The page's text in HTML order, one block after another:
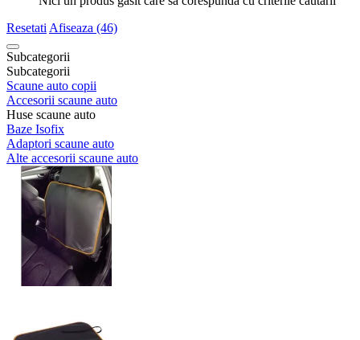
Resetati Afiseaza (46)
Subcategorii
Subcategorii
Scaune auto copii
Accesorii scaune auto
Huse scaune auto
Baze Isofix
Adaptori scaune auto
Alte accesorii scaune auto